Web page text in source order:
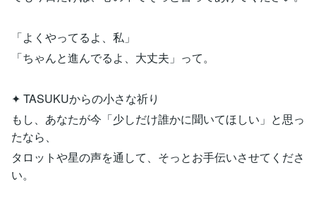
「よくやってるよ、私」
「ちゃんと進んでるよ、大丈夫」って。
✦ TASUKUからの小さな祈り
もし、あなたが今「少しだけ誰かに聞いてほしい」と思っ
たなら、
タロットや星の声を通して、そっとお手伝いさせてくださ
い。